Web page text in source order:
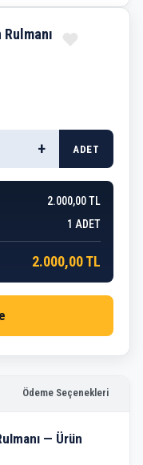
Ödeme Seçenekleri
— Ürün
+ ADET
2.000,00 TL
1 ADET
2.000,00 TL